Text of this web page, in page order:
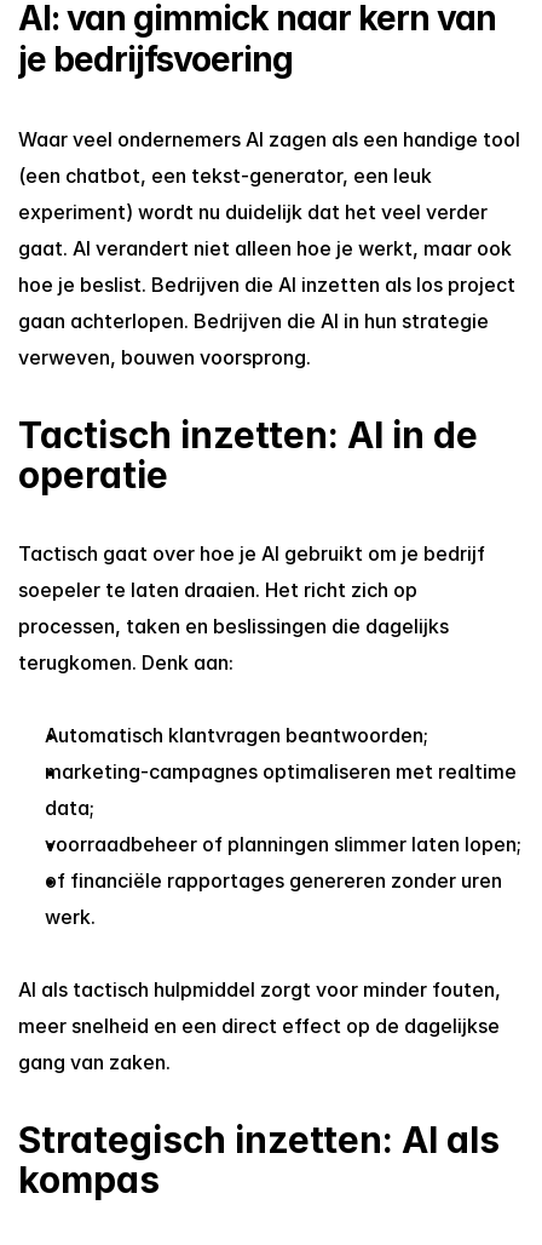
AI: van gimmick naar kern van
je bedrijfsvoering
Waar veel ondernemers AI zagen als een handige tool
(een chatbot, een tekst-generator, een leuk
experiment) wordt nu duidelijk dat het veel verder
gaat. AI verandert niet alleen hoe je werkt, maar ook
hoe je beslist. Bedrijven die AI inzetten als los project
gaan achterlopen. Bedrijven die AI in hun strategie
verweven, bouwen voorsprong.
Tactisch inzetten: AI in de
operatie
Tactisch gaat over hoe je AI gebruikt om je bedrijf
soepeler te laten draaien. Het richt zich op
processen, taken en beslissingen die dagelijks
terugkomen. Denk aan:
Automatisch klantvragen beantwoorden;
marketing-campagnes optimaliseren met realtime
data;
voorraadbeheer of planningen slimmer laten lopen;
of financiële rapportages genereren zonder uren
werk.
AI als tactisch hulpmiddel zorgt voor minder fouten,
meer snelheid en een direct effect op de dagelijkse
gang van zaken.
Strategisch inzetten: AI als
kompas